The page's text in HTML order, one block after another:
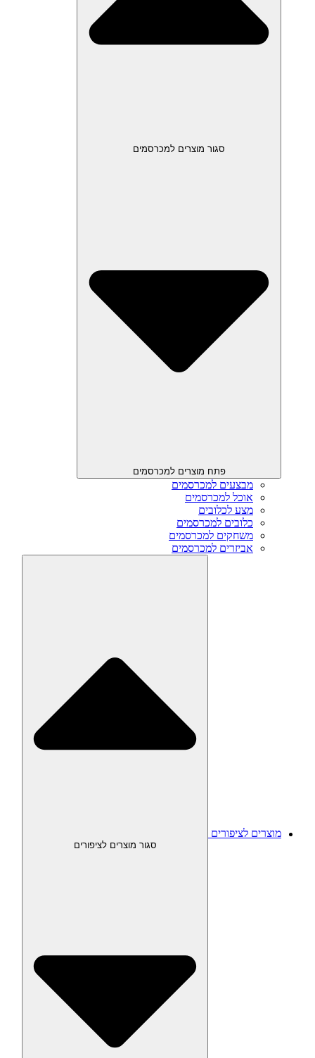
סגור מוצרים למכרסמים
פתח מוצרים למכרסמים
מבצעים למכרסמים
אוכל למכרסמים
מצע לכלובים
כלובים למכרסמים
משחקים למכרסמים
אביזרים למכרסמים
מוצרים לציפורים
סגור מוצרים לציפורים